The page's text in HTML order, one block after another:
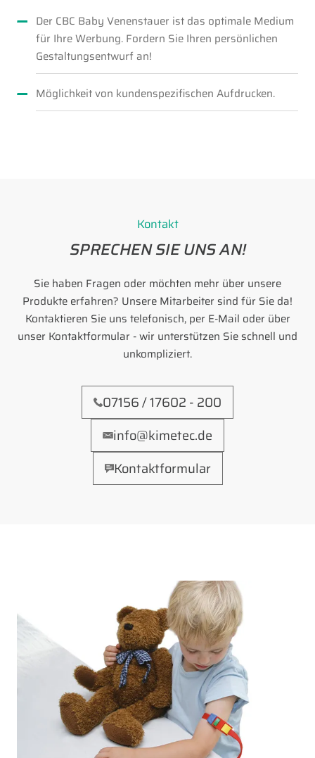
Der CBC Baby Venenstauer ist das optimale Medium
für Ihre Werbung. Fordern Sie Ihren persönlichen
Gestaltungsentwurf an!
Möglichkeit von kundenspezifischen Aufdrucken.
Kontakt
SPRECHEN SIE UNS AN!
Sie haben Fragen oder möchten mehr über unsere
Produkte erfahren? Unsere Mitarbeiter sind für Sie da!
Kontaktieren Sie uns telefonisch, per E-Mail oder über
unser Kontaktformular - wir unterstützen Sie schnell und
unkompliziert.
07156 / 17602 - 200
info@kimetec.de
Kontaktformular